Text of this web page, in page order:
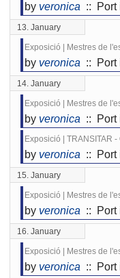
by veronica :: Port
13. January
Exposició | Mestres de
by veronica :: Port
14. January
Exposició | Mestres de
by veronica :: Port
Exposició | TRANSITAR
by veronica :: Port
15. January
Exposició | Mestres de
by veronica :: Port
16. January
Exposició | Mestres de
by veronica :: Port